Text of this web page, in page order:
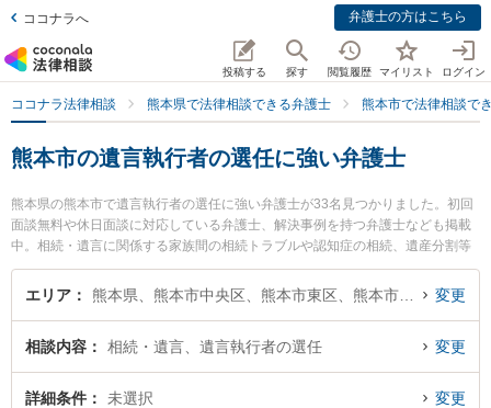
ココナラへ 弁護士の方はこちら
投稿する 探す 閲覧履歴 マイリスト ログイン
ココナラ法律相談 熊本県で法律相談できる弁護士 熊本市で法律相談で
熊本市の遺言執行者の選任に強い弁護士
熊本県の熊本市で遺言執行者の選任に強い弁護士が33名見つかりました。初回
面談無料や休日面談に対応している弁護士、解決事例を持つ弁護士なども掲載
中。相続・遺言に関係する家族間の相続トラブルや認知症の相続、遺産分割等
の細かな分野での絞り込み検索もでき便利です。特に銀河法律事務所の河口 大
輔弁護士や保田窪法律事務所の田上 裕輝弁護士、弁護士法人ときわ法律事務所
に弁護士に相談したい』『遺言執行者の選任のトラブル解決の実績豊富な近く
の弁護士を検索したい』『初回相談無料で遺言執行者の選任を法律相談できる
熊本市内の弁護士に相談予約したい』などでお困りの相談者さんにおすすめで
エリア 変更
相談内容 相続・遺言、遺言執行者の選任 変更
詳細条件 未選択 変更